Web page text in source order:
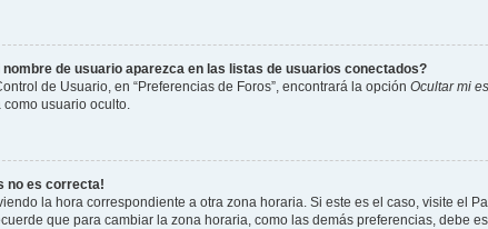
de usuario aparezca en las listas de usuarios conectados?
de Usuario, en “Preferencias de Foros”, encontrará la opción Ocultar mi
como usuario oculto.
no es correcta!
la hora correspondiente a otra zona horaria. Si este es el caso, visite el
que para cambiar la zona horaria, como las demás preferencias, debe